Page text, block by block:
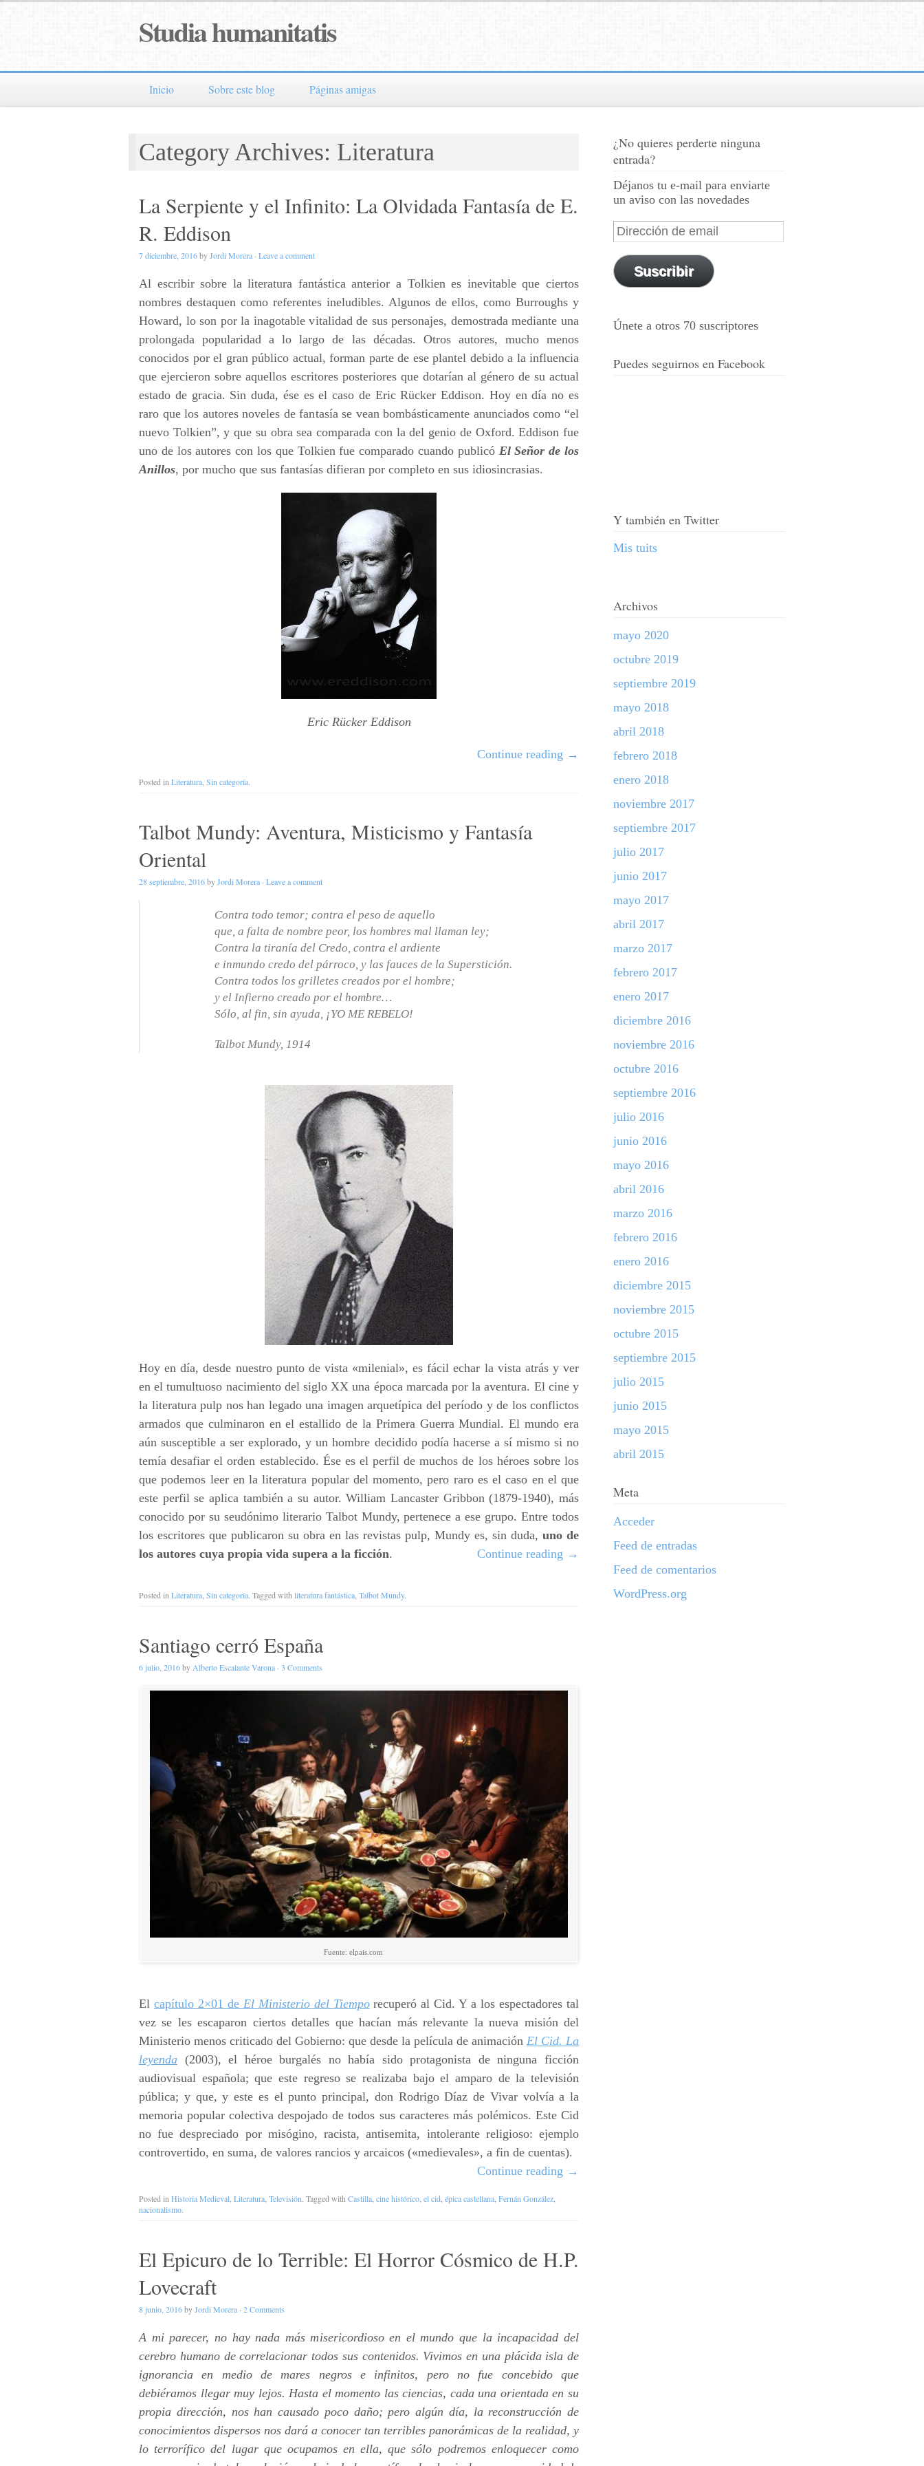
Studia humanitatis
Inicio Sobre este blog Páginas amigas
Category Archives: Literatura
La Serpiente y el Infinito: La Olvidada Fantasía de E.
R. Eddison
7 diciembre, 2016byJordi Morera · Leave a comment
Al escribir sobre la literatura fantástica anterior a Tolkien es inevitable que ciertos
nombres destaquen como referentes ineludibles. Algunos de ellos, como Burroughs y
Howard, lo son por la inagotable vitalidad de sus personajes, demostrada mediante una
prolongada popularidad a lo largo de las décadas. Otros autores, mucho menos
conocidos por el gran público actual, forman parte de ese plantel debido a la influencia
que ejercieron sobre aquellos escritores posteriores que dotarían al género de su actual
estado de gracia. Sin duda, ése es el caso de Eric Rücker Eddison. Hoy en día no es
raro que los autores noveles de fantasía se vean bombásticamente anunciados como “el
nuevo Tolkien”, y que su obra sea comparada con la del genio de Oxford. Eddison fue
uno de los autores con los que Tolkien fue comparado cuando publicó El Señor de los
Anillos, por mucho que sus fantasías difieran por completo en sus idiosincrasias.
Eric Rücker Eddison
Continue reading →
Posted in Literatura Sin categoría.
Talbot Mundy: Aventura, Misticismo y Fantasía
Oriental
28 septiembre, 2016byJordi Morera · Leave a comment
Contra todo temor; contra el peso de aquello
que, a falta de nombre peor, los hombres mal llaman ley;
Contra la tiranía del Credo, contra el ardiente
e inmundo credo del párroco, y las fauces de la Superstición.
Contra todos los grilletes creados por el hombre;
y el Infierno creado por el hombre…
Sólo, al fin, sin ayuda, ¡YO ME REBELO!
Talbot Mundy, 1914
Hoy en día, desde nuestro punto de vista «milenial», es fácil echar la vista atrás y ver
en el tumultuoso nacimiento del siglo XX una época marcada por la aventura. El cine y
la literatura pulp nos han legado una imagen arquetípica del período y de los conflictos
armados que culminaron en el estallido de la Primera Guerra Mundial. El mundo era
aún susceptible a ser explorado, y un hombre decidido podía hacerse a sí mismo si no
temía desafiar el orden establecido. Ése es el perfil de muchos de los héroes sobre los
que podemos leer en la literatura popular del momento, pero raro es el caso en el que
este perfil se aplica también a su autor. William Lancaster Gribbon (1879-1940), más
conocido por su seudónimo literario Talbot Mundy, pertenece a ese grupo. Entre todos
los escritores que publicaron su obra en las revistas pulp, Mundy es, sin duda, uno de
los autores cuya propia vida supera a la ficción. Continue reading →
Posted in Literatura Sin categoría. Tagged with literatura fantástica Talbot Mundy.
Santiago cerró España
6 julio, 2016by Alberto Escalante Varona · 3 Comments
Fuente: elpais.com
El capítulo 2×01 de El Ministerio del Tiemporecuperó al Cid. Y a los espectadores tal
vez se les escaparon ciertos detalles que hacían más relevante la nueva misión del
Ministerio menos criticado del Gobierno: que desde la película de animación El Cid. La
leyenda (2003), el héroe burgalés no había sido protagonista de ninguna ficción
audiovisual española; que este regreso se realizaba bajo el amparo de la televisión
pública; y que, y este es el punto principal, don Rodrigo Díaz de Vivar volvía a la
memoria popular colectiva despojado de todos sus caracteres más polémicos. Este Cid
no fue despreciado por misógino, racista, antisemita, intolerante religioso: ejemplo
controvertido, en suma, de valores rancios y arcaicos («medievales», a fin de cuentas).
Continue reading →
Posted in Historia Medieval Literatura Televisión. Tagged with Castilla cine histórico el cid épica castellana Fernán González
nacionalismo.
El Epicuro de lo Terrible: El Horror Cósmico de H.P.
Lovecraft
8 junio, 2016byJordi Morera · 2 Comments
A mi parecer, no hay nada más misericordioso en el mundo que la incapacidad del
cerebro humano de correlacionar todos sus contenidos. Vivimos en una plácida isla de
ignorancia en medio de mares negros e infinitos, pero no fue concebido que
debiéramos llegar muy lejos. Hasta el momento las ciencias, cada una orientada en su
propia dirección, nos han causado poco daño; pero algún día, la reconstrucción de
conocimientos dispersos nos dará a conocer tan terribles panorámicas de la realidad, y
lo terrorífico del lugar que ocupamos en ella, que sólo podremos enloquecer como
¿No quieres perderte ninguna
entrada?
Déjanos tu e-mail para enviarte
un aviso con las novedades
Suscribir
Únete a otros 70 suscriptores
Puedes seguirnos en Facebook
Y también en Twitter
Mis tuits
Archivos
mayo 2020
octubre 2019
septiembre 2019
mayo 2018
abril 2018
febrero 2018
enero 2018
noviembre 2017
septiembre 2017
julio 2017
junio 2017
mayo 2017
abril 2017
marzo 2017
febrero 2017
enero 2017
diciembre 2016
noviembre 2016
octubre 2016
septiembre 2016
julio 2016
junio 2016
mayo 2016
abril 2016
marzo 2016
febrero 2016
enero 2016
diciembre 2015
noviembre 2015
octubre 2015
septiembre 2015
julio 2015
junio 2015
mayo 2015
abril 2015
Meta
Acceder
Feed de entradas
Feed de comentarios
WordPress.org